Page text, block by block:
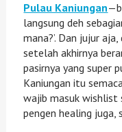
Pulau Kaniungan
langsung deh
mana?’. Dan jujur
setelah akhirnya
pasirnya yang super
Kaniungan itu
wajib masuk wishlist
pengen healing juga,